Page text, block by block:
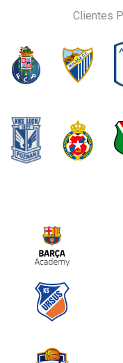
Clientes